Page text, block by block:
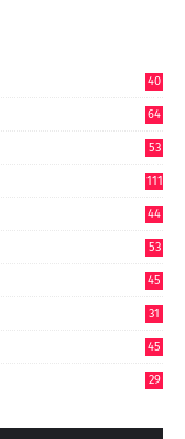
40
64
53
111
44
53
45
31
45
29